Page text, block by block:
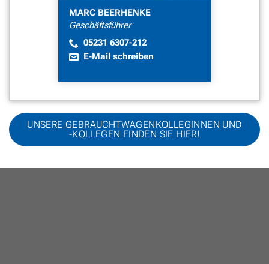
MARC BEERHENKE
Geschäftsführer
05231 6307-212
E-Mail schreiben
UNSERE GEBRAUCHTWAGENKOLLEGINNEN UND
-KOLLEGEN FINDEN SIE HIER!